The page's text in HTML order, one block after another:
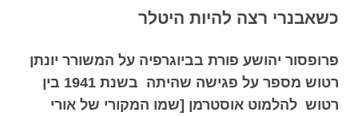
כשאבנרי רצה להיות היטלר
פרופסור יהושע פורת בביוגרפיה על המשורר יונתן
רטוש מספר על פגישה שהיתה בשנת 1941 בין
רטוש להלמוט אוסטרמן [שמו המקורי של אורי